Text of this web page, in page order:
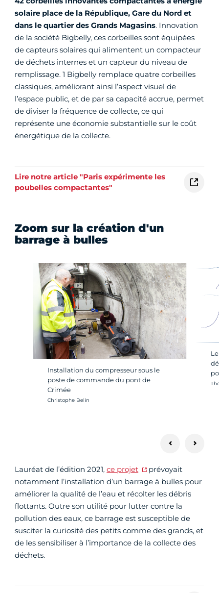
solaire place de la République, Gare du Nord et
dans le quartier des Grands Magasins. Innovation
de la société Bigbelly, ces corbeilles sont équipées
de capteurs solaires qui alimentent un compacteur
de déchets internes et un capteur du niveau de
remplissage. 1 Bigbelly remplace quatre corbeilles
classiques, améliorant ainsi l’aspect visuel de
l’espace public, et de par sa capacité accrue, permet
de diviser la fréquence de collecte, ce qui
représente une économie substantielle sur le coût
énergétique de la collecte.
Lire notre article "Paris expérimente les
poubelles compactantes"
Zoom sur la création d'un
barrage à bulles
Installation du compresseur sous le
poste de commande du pont de
Crimée
Crédit photo :
Christophe Belin
Lauréat de l’édition 2021, ce projet
prévoyait
notamment l’installation d’un barrage à bulles pour
améliorer la qualité de l’eau et récolter les débris
flottants. Outre son utilité pour lutter contre la
pollution des eaux, ce barrage est susceptible de
susciter la curiosité des petits comme des grands, et
de les sensibiliser à l’importance de la collecte des
déchets.